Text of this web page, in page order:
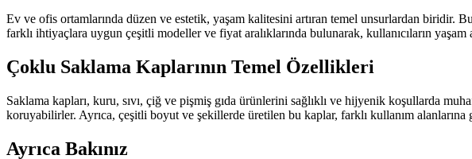
Ev ve ofis ortamlarında düzen ve estetik, yaşam kalitesini artıran temel unsurlardan biridir.
farklı ihtiyaçlara uygun çeşitli modeller ve fiyat aralıklarında bulunarak, kullanıcıların yaşam
Çoklu Saklama Kaplarının Temel Özellikleri
Saklama kapları, kuru, sıvı, çiğ ve pişmiş gıda ürünlerini sağlıklı ve hijyenik koşullarda
koruyabilirler. Ayrıca, çeşitli boyut ve şekillerde üretilen bu kaplar, farklı kullanım
Ayrıca Bakınız